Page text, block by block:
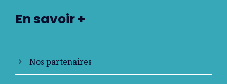
En savoir +
Nos partenaires